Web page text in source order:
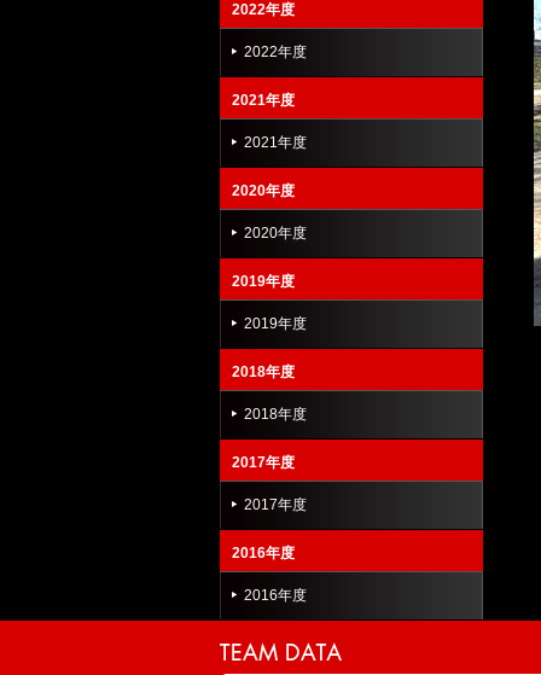
2022年度
2022年度
2021年度
2021年度
2020年度
2020年度
2019年度
2019年度
2018年度
2018年度
2017年度
2017年度
2016年度
2016年度